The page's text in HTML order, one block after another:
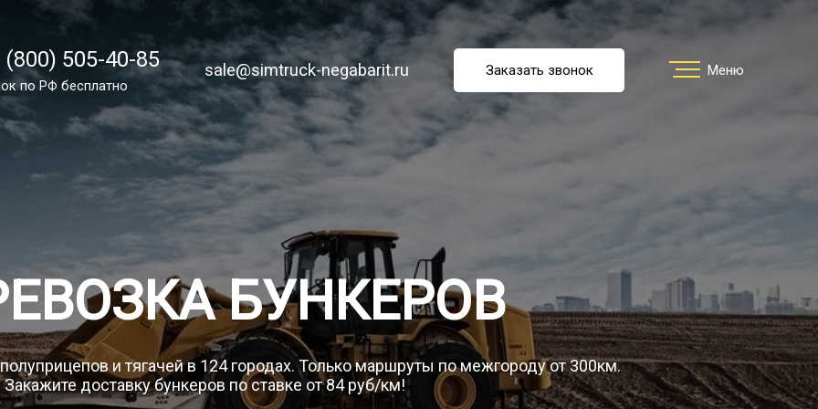
(800) 505-40-85
по России бесплатно
sale@simtruck-negabarit.ru Заказать звонок Меню
Заказать перевозку
О компании
Грузы
(800) 505-40-85
по РФ бесплатно
sale@simtruck-negabarit.ru Заказать звонок Меню
БУНКЕРОВ
и тягачей в 124 городах. Только маршруты по межгороду от 300км.
Закажите доставку бункеров по ставке от 84 руб/км!